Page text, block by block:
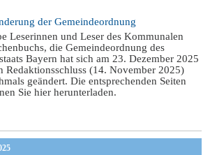
der Gemeindeordnung
Leserinnen und Leser des Kommunalen
die Gemeindeordnung des
Bayern hat sich am 23. Dezember 2025
Redaktionsschluss (14. November 2025)
geändert. Die entsprechenden Seiten
Sie hier herunterladen.